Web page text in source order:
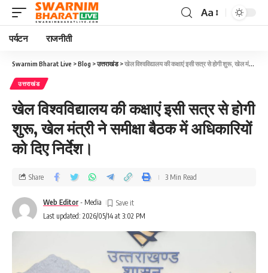
Aa
पर्यटन राजनीती
Swarnim Bharat Live >Blog >उत्तराखंड>खेल विश्वविद्यालय की कक्षाएं इसी सत्र से होगी शुरू, खेल मंत्री ने समीक्षा बैठक में अधिकारियों को दिए निर्देश।
उत्तराखंड
खेल विश्वविद्यालय की कक्षाएं इसी सत्र से होगी
शुरू, खेल मंत्री ने समीक्षा बैठक में अधिकारियों
को दिए निर्देश।
Last updated: 2026/05/14 at 3:02 PM
Web Editor - Media
Share 3 Min Read